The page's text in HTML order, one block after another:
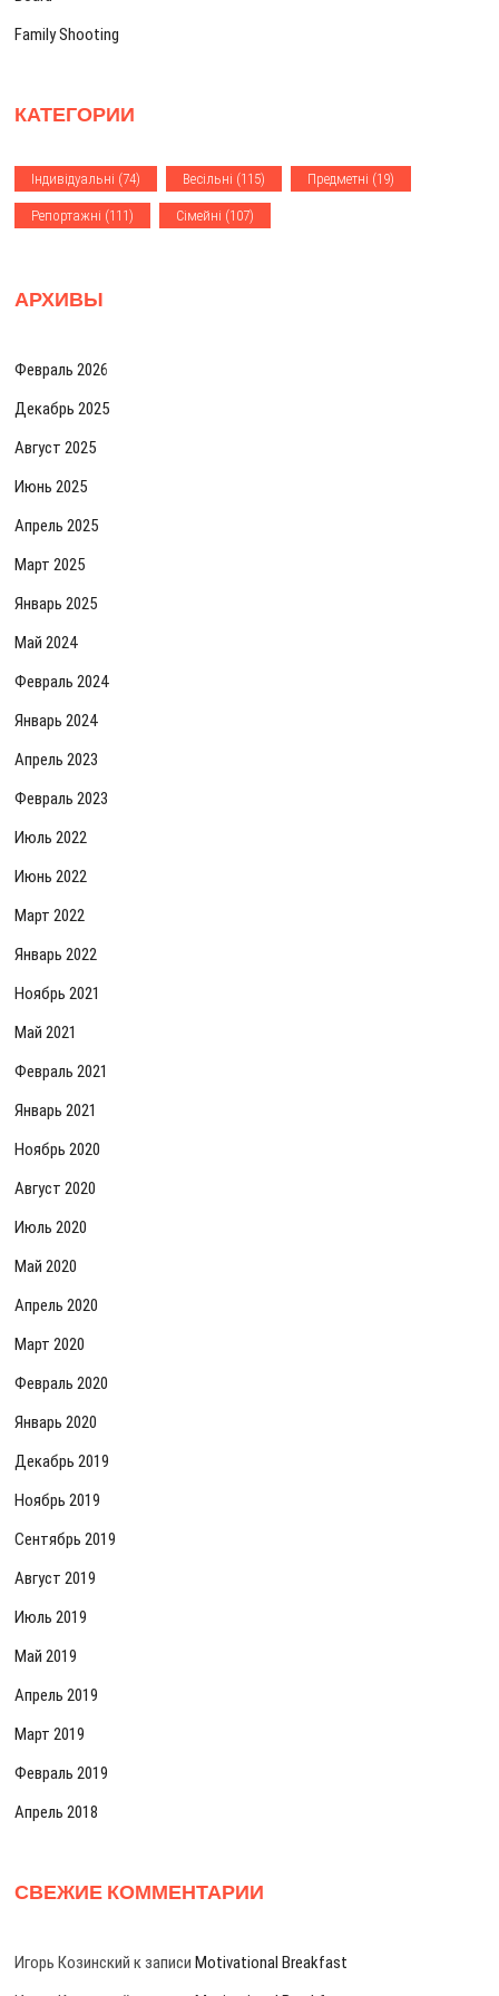
и
я
м
Family Shooting
КАТЕГОРИИ
Iндивiдуальнi (74) Весiльнi (115) Предметнi (19)
Репортажнi (111) Сiмейнi (107)
АРХИВЫ
Февраль 2026
Декабрь 2025
Август 2025
Июнь 2025
Апрель 2025
Март 2025
Январь 2025
Май 2024
Февраль 2024
Январь 2024
Апрель 2023
Февраль 2023
Июль 2022
Июнь 2022
Март 2022
Январь 2022
Ноябрь 2021
Май 2021
Февраль 2021
Январь 2021
Ноябрь 2020
Август 2020
Июль 2020
Май 2020
Апрель 2020
Март 2020
Февраль 2020
Январь 2020
Декабрь 2019
Ноябрь 2019
Сентябрь 2019
Август 2019
Июль 2019
Май 2019
Апрель 2019
Март 2019
Февраль 2019
Апрель 2018
СВЕЖИЕ КОММЕНТАРИИ
Игорь Козинский к записиMotivational Breakfast